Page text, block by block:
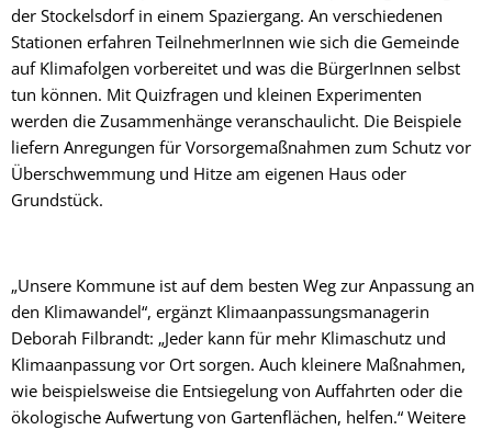
der Stockelsdorf in einem Spaziergang. An verschiedenen
Stationen erfahren TeilnehmerInnen wie sich die Gemeinde
auf Klimafolgen vorbereitet und was die BürgerInnen selbst
tun können. Mit Quizfragen und kleinen Experimenten
werden die Zusammenhänge veranschaulicht. Die Beispiele
liefern Anregungen für Vorsorgemaßnahmen zum Schutz vor
Überschwemmung und Hitze am eigenen Haus oder
Grundstück.
„Unsere Kommune ist auf dem besten Weg zur Anpassung an
den Klimawandel“, ergänzt Klimaanpassungsmanagerin
Deborah Filbrandt: „Jeder kann für mehr Klimaschutz und
Klimaanpassung vor Ort sorgen. Auch kleinere Maßnahmen,
wie beispielsweise die Entsiegelung von Auffahrten oder die
ökologische Aufwertung von Gartenflächen, helfen.“ Weitere